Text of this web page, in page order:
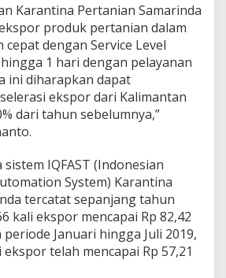
Karantina Pertanian Samarinda
produk pertanian dalam
dengan Service Level
1 hari dengan pelayanan
ini diharapkan dapat
ekspor dari Kalimantan
dari tahun sebelumnya,”
IQFAST (Indonesian
System) Karantina
tercatat sepanjang tahun
kali ekspor mencapai Rp 82,42
Januari hingga Juli 2019,
telah mencapai Rp 57,21